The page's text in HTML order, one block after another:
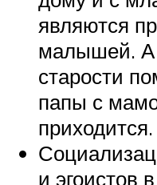
являются
малышей. А
старости
папы с
приходится.
и эгоистов